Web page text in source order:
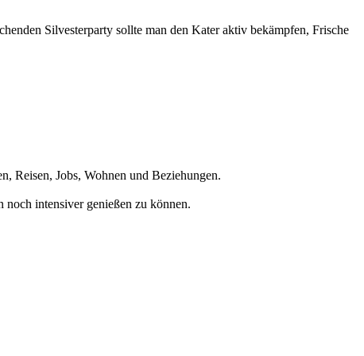
Silvesterparty sollte man den Kater aktiv bekämpfen, Frische
Reisen, Jobs, Wohnen und Beziehungen.
intensiver genießen zu können.